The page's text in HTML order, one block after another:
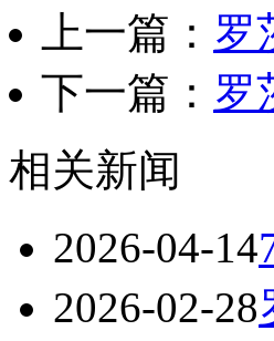
上一篇： 罗
下一篇： 罗
相关新闻
2026-04-14
2026-02-28